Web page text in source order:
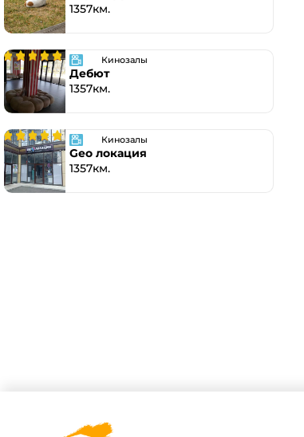
1357км.
Кинозалы
Дебют
1357км.
Кинозалы
Geo локация
1357км.